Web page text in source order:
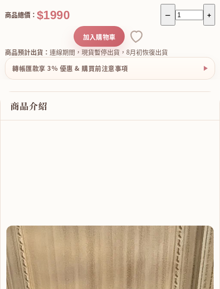
－ +
商品總價： $1990
商品預計出貨： 連線期間，現貨暫停出貨，8月初恢復出貨
加入購物車
轉帳匯款享 3% 優惠 & 購買前注意事項
商品介紹